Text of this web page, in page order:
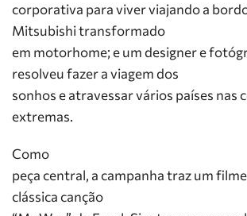
corporativa para viver viajando a
Mitsubishi transformado
em motorhome; e um designer e
resolveu fazer a viagem dos
sonhos e atravessar vários países nas
extremas.
Como
peça central, a campanha traz um
clássica canção